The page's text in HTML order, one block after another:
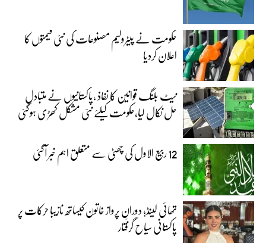
حکومت نے پیٹرولیم مصنوعات کی نئی قیمتوں کا
اعلان کردیا
نیٹ بلنگ قوانین کا نفاذ ،پاکستانیوں نے متبادل
حل نکال لیا،حکومت کیلئے نئی مشکل کھڑی ہوگئی
12 ربیع الاول کی چھٹی سے متعلق اہم خبر آگئی
تھائی لینڈ؛ دورانِ پرواز خاتون کیساتھ نازیبا حرکات پر
پاکستانی سیاح گرفتار